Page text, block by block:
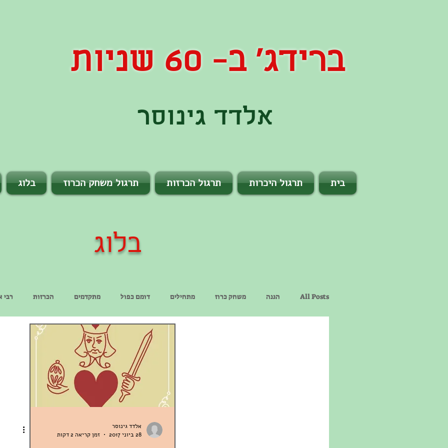
ברידג' ב- 60 שניות
אלדד גינוסר
בית תרגול היכרות תרגול הכרזות תרגול משחק הכרוז בלוג
בלוג
All Posts הגנה משחק כרוז מתחילים דומם כפול מתקדמים הכרזות רבי
אלדד גינוסר
28 ביוני 2017
זמן קריאה 2 דקות